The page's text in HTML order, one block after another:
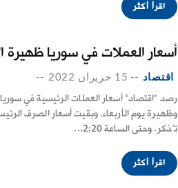
اقرأ أكثر
أسعار العملات في سوريا ظهيرة
اقتصاد -- 15 حزيران 2022 --
رصد "اقتصاد" أسعار العملات الرئيسية في
وظهيرة يوم الأربعاء. وبقيت أسعار الصرف
تُذكر. وحتى الساعة 2:20...
اقرأ أكثر